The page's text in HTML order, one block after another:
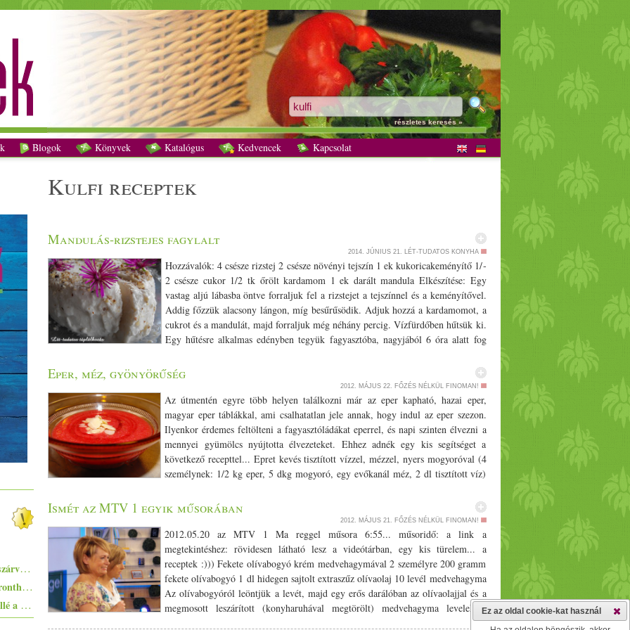
kulfi receptek - Vegetáriánus receptek
részletes keresés »
Blogok Könyvek Katalógus Kedvencek Kapcsolat
Pisto, azaz a spanyolok lecsója - egy huszárvágással tesszük laktatóbbá
Egyszerűen elkészíthető ételek - 10+1 elronthatatlan recept kezdő konyhatündéreknek
Ezekkel a főételekkel nem nyúlhatsz mellé a hőségben - 5+1 kánikularecept
kulfi receptek
Mandulás-rizstejes fagylalt
2014. JÚNIUS 21. LÉT-TUDATOS KONYHA
Hozzávalók: 4 csésze rizstej 2 csésze növényi tejszín 1 ek kukoricakeményítő 1/­­
2 csésze cukor 1/­­2 tk őrölt kardamom 1 ek darált mandula Elkészítése: Egy
vastag aljú lábasba öntve forraljuk fel a rizstejet a tejszínnel és a keményítővel.
Addig főzzük alacsony lángon, míg besűrűsödik. Adjuk hozzá a kardamomot, a
cukrot és a mandulát, majd forraljuk még néhány percig. Vízfürdőben hűtsük ki.
Egy hűtésre alkalmas edényben tegyük fagyasztóba, nagyjából 6 óra alatt fog
a szerkezete. A tejjel készült recept itt olvasható:
Eper, méz, gyönyörűség
2012. MÁJUS 22. FŐZÉS NÉLKÜL FINOMAN!
Az útmentén egyre több helyen találkozni már az eper kapható, hazai eper,
magyar eper táblákkal, ami csalhatatlan jele annak, hogy indul az eper szezon.
Ilyenkor érdemes feltölteni a fagyasztóládákat eperrel, és napi szinten élvezni a
mennyei gyümölcs nyújtotta élvezeteket. Ehhez adnék egy kis segítséget a
következő recepttel... Epret kevés tisztított vízzel, mézzel, nyers mogyoróval (4
személynek: 1/­­2 kg eper, 5 dkg mogyoró, egy evőkanál méz, 2 dl tisztított víz)
mézet csurgattam a krémre és megszórtam mandulával. Az egész mehet a mélyhűtőbe 15 percre. Hmm...
Ismét az MTV 1 egyik műsorában
2012. MÁJUS 21. FŐZÉS NÉLKÜL FINOMAN!
2012.05.20 az MTV 1 Ma reggel műsora 6:55... műsoridő: a link a
megtekintéshez: rövidesen látható lesz a videótárban, egy kis türelem... a
receptek :))) Fekete olívabogyó krém medvehagymával 2 személyre 200 gramm
fekete olívabogyó 1 dl hidegen sajtolt extraszűz olívaolaj 10 levél medvehagyma
Az olívabogyóról leöntjük a levét, majd egy erős darálóban az olívaolajjal és a
megmosott leszárított (konyharuhával megtörölt) medvehagyma levelekkel
együtt pépesítjük. Ha szeretjük a medvehagymát látványában is élvezni, akkor 2 levelet csak a pépesítés után
Ez az oldal cookie-kat használ